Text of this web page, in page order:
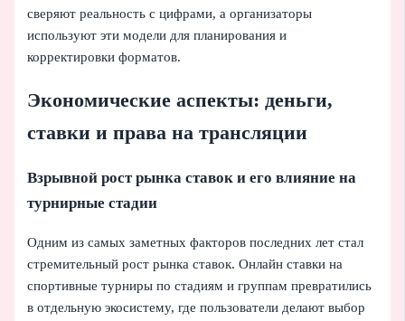
сверяют реальность с цифрами, а организаторы
используют эти модели для планирования и
корректировки форматов.
Экономические аспекты: деньги,
ставки и права на трансляции
Взрывной рост рынка ставок и его влияние на
турнирные стадии
Одним из самых заметных факторов последних лет стал
стремительный рост рынка ставок. Онлайн ставки на
спортивные турниры по стадиям и группам превратились
в отдельную экосистему, где пользователи делают выбор